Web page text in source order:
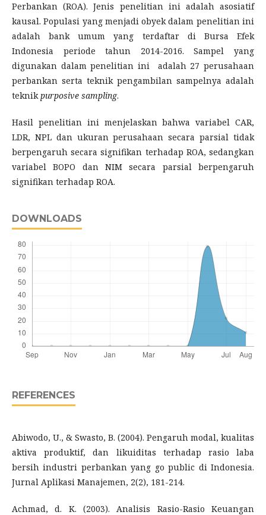
Perbankan (ROA). Jenis penelitian ini adalah asosiatif
kausal. Populasi yang menjadi obyek dalam penelitian ini
adalah bank umum yang terdaftar di Bursa Efek
Indonesia periode tahun 2014-2016. Sampel yang
digunakan dalam penelitian ini adalah 27 perusahaan
perbankan serta teknik pengambilan sampelnya adalah
teknikpurposive sampling.
Hasil penelitian ini menjelaskan bahwa variabel CAR,
LDR, NPL dan ukuran perusahaan secara parsial tidak
berpengaruh secara signifikan terhadap ROA, sedangkan
variabel BOPO dan NIM secara parsial berpengaruh
signifikan terhadap ROA.
DOWNLOADS
REFERENCES
Abiwodo, U., & Swasto, B. (2004). Pengaruh modal, kualitas
aktiva produktif, dan likuiditas terhadap rasio laba
bersih industri perbankan yang go public di Indonesia.
Jurnal Aplikasi Manajemen, 2(2), 181-214.
Achmad, d. K. (2003). Analisis Rasio-Rasio Keuangan